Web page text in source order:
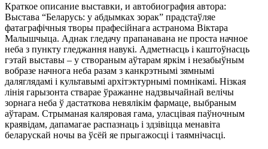
Краткое описание выставки, и автобиография автора:
Выстава “Беларусь: у абдымках зорак” прадстаўляе
фатаграфічныя творы прафесійнага астранома Віктара
Малышчыца. Аднак гледачу прапанавана не проста начное
неба з пункту гледжання навукі. Адметнасць і каштоўнасць
гэтай выставы – у створаным аўтарам яркім і незабыўным
вобразе начнога неба разам з канкрэтнымі зямнымі
даляглядамі і культавымі архітэктурнымі помнікамі. Нізкая
лінія гарызонта стварае ўражанне надзвычайнай велічы
зорнага неба ў дастаткова невялікім фармаце, выбраным
аўтарам. Стрыманая каляровая гама, уласцівая паўночным
краявідам, дапамагае распазнаць і здзівіцца менавіта
беларускай ночы ва ўсёй яе прыгажосці і таямнічасці.